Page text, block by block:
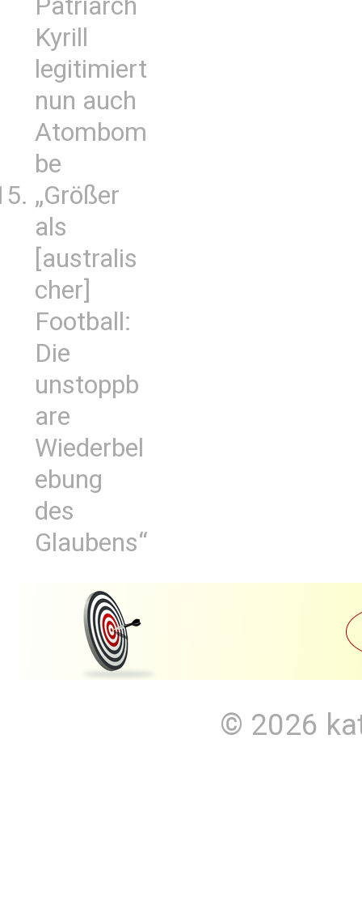
Patriarch
Kyrill
legitimiert
nun auch
Atombom
be
„Größer
als
[australis
cher]
Football:
Die
unstoppb
are
Wiederbel
ebung
des
Glaubens“
© 2026